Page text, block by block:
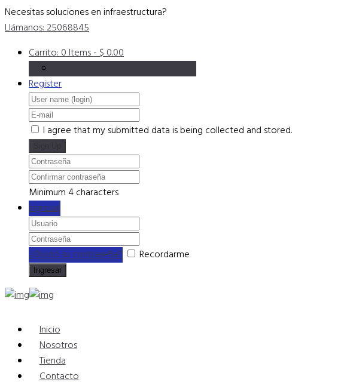
Necesitas soluciones en infraestructura?
Llámanos: 25068845
Carrito:0 Items-$ 0.00
Register
I agree that my submitted data is being collected and stored.
Minimum 4 characters
Ingresar
¿Olvidó su contraseña? Recordarme
Inicio
Nosotros
Tienda
Contacto